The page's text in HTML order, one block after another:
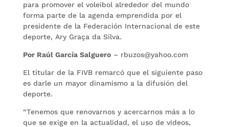
para promover el voleibol alrededor del mundo
forma parte de la agenda emprendida por el
presidente de la Federación Internacional de este
deporte, Ary Graça da Silva.
Por Raúl García Salguero– rbuzos@yahoo.com
El titular de la FIVB remarcó que el siguiente paso
es darle un mayor dinamismo a la difusión del
deporte.
“Tenemos que renovarnos y acercarnos más a lo
que se exige en la actualidad, el uso de videos,